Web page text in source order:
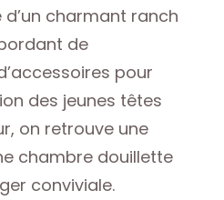
charmant ranch
de
pour
des jeunes têtes
on retrouve une
chambre douillette
conviviale.